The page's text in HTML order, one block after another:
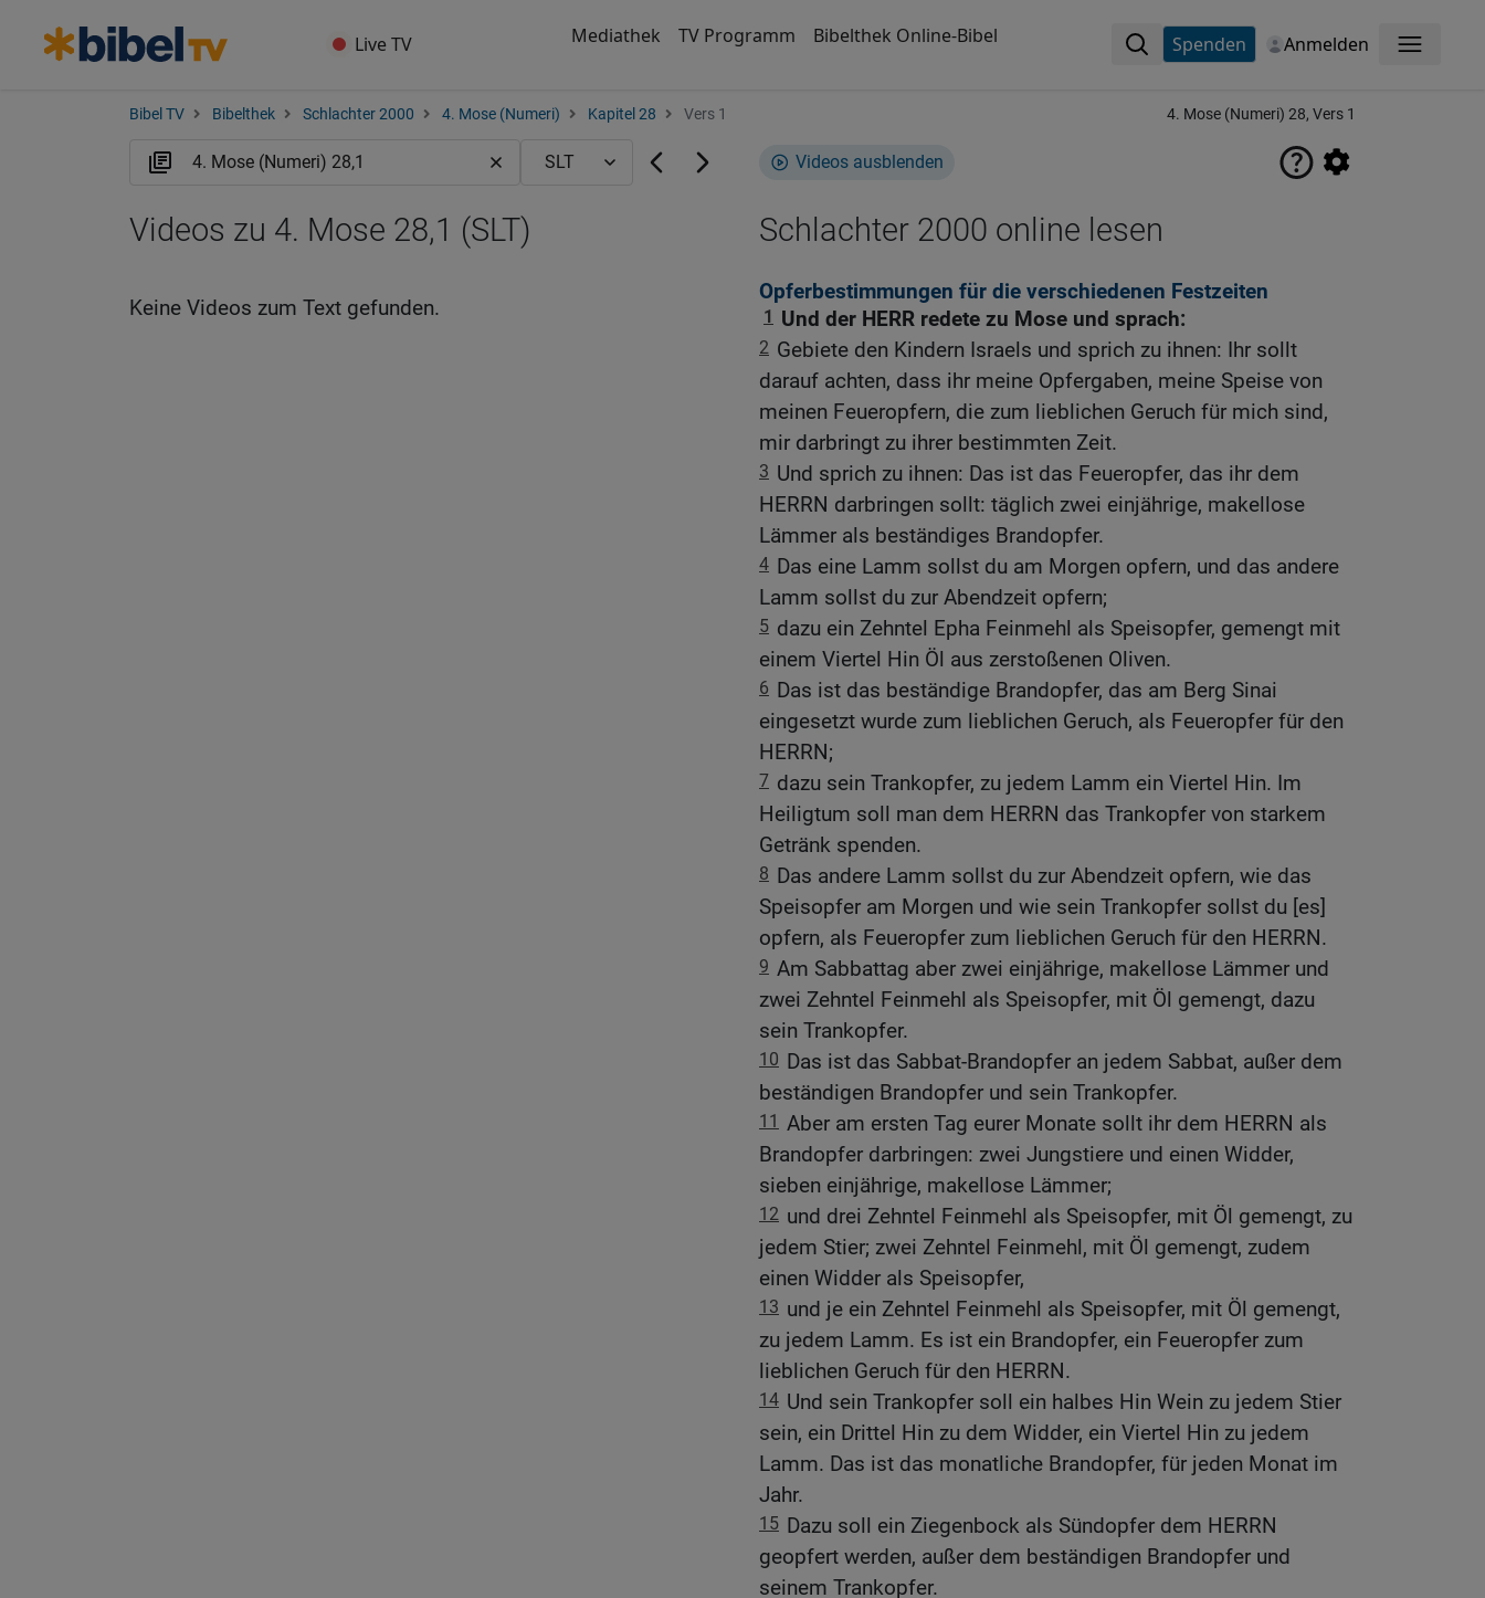
Live TV Mediathek TV Programm Bibelthek Online-Bibel Spenden Anmelden Menü
Bibel TV Bibelthek Schlachter 2000 4. Mose (Numeri) Kapitel 28 Vers 1 4. Mose (Numeri) 28, Vers 1
Videos ausblenden
Schlachter 2000 online lesen
Opferbestimmungen für die verschiedenen Festzeiten
1 Und der HERR redete zu Mose und sprach:
2 Gebiete den Kindern Israels und sprich zu ihnen: Ihr sollt
darauf achten, dass ihr meine Opfergaben, meine Speise von
meinen Feueropfern, die zum lieblichen Geruch für mich sind,
mir darbringt zu ihrer bestimmten Zeit.
3 Und sprich zu ihnen: Das ist das Feueropfer, das ihr dem
HERRN darbringen sollt: täglich zwei einjährige, makellose
Lämmer als beständiges Brandopfer.
4 Das eine Lamm sollst du am Morgen opfern, und das andere
Lamm sollst du zur Abendzeit opfern;
5 dazu ein Zehntel Epha Feinmehl als Speisopfer, gemengt mit
einem Viertel Hin Öl aus zerstoßenen Oliven.
6 Das ist das beständige Brandopfer, das am Berg Sinai
eingesetzt wurde zum lieblichen Geruch, als Feueropfer für den
HERRN;
7 dazu sein Trankopfer, zu jedem Lamm ein Viertel Hin. Im
Heiligtum soll man dem HERRN das Trankopfer von starkem
Getränk spenden.
8 Das andere Lamm sollst du zur Abendzeit opfern, wie das
Speisopfer am Morgen und wie sein Trankopfer sollst du [es]
opfern, als Feueropfer zum lieblichen Geruch für den HERRN.
9 Am Sabbattag aber zwei einjährige, makellose Lämmer und
zwei Zehntel Feinmehl als Speisopfer, mit Öl gemengt, dazu
sein Trankopfer.
10 Das ist das Sabbat-Brandopfer an jedem Sabbat, außer dem
beständigen Brandopfer und sein Trankopfer.
11 Aber am ersten Tag eurer Monate sollt ihr dem HERRN als
Brandopfer darbringen: zwei Jungstiere und einen Widder,
sieben einjährige, makellose Lämmer;
12 und drei Zehntel Feinmehl als Speisopfer, mit Öl gemengt, zu
jedem Stier; zwei Zehntel Feinmehl, mit Öl gemengt, zudem
einen Widder als Speisopfer,
13 und je ein Zehntel Feinmehl als Speisopfer, mit Öl gemengt,
zu jedem Lamm. Es ist ein Brandopfer, ein Feueropfer zum
lieblichen Geruch für den HERRN.
14 Und sein Trankopfer soll ein halbes Hin Wein zu jedem Stier
sein, ein Drittel Hin zu dem Widder, ein Viertel Hin zu jedem
Lamm. Das ist das monatliche Brandopfer, für jeden Monat im
Jahr.
15 Dazu soll ein Ziegenbock als Sündopfer dem HERRN
geopfert werden, außer dem beständigen Brandopfer und
seinem Trankopfer.
Videos zu 4. Mose 28,1 (SLT)
Keine Videos zum Text gefunden.